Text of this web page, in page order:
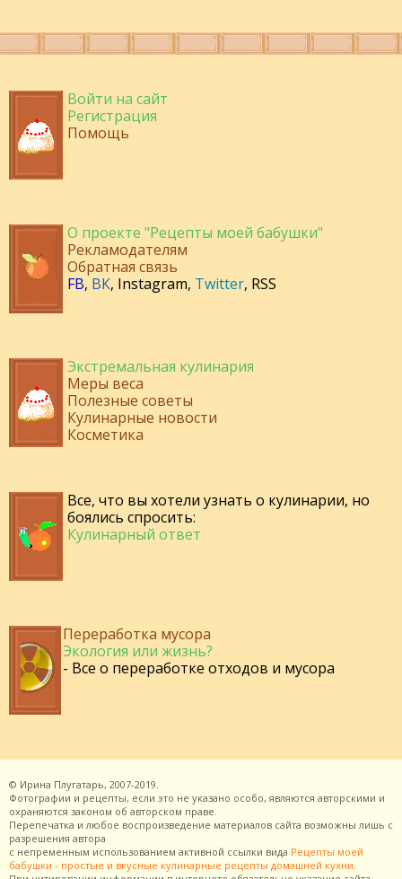
Войти на сайт
Регистрация
Помощь
О проекте "Рецепты моей бабушки"
Рекламодателям
Обратная связь
FB, ВК, Instagram, Twitter, RSS
Экстремальная кулинария
Меры веса
Полезные советы
Кулинарные новости
Косметика
Все, что вы хотели узнать о кулинарии, но
боялись спросить:
Кулинарный ответ
Переработка мусора
Экология или жизнь?
- Все о переработке отходов и мусора
© Ирина Плугатарь, 2007-2019.
Фотографии и рецепты, если это не указано особо, являются авторскими и
охраняются законом об авторском праве.
Перепечатка и любое воспроизведение материалов сайта возможны лишь с
разрешения автора
с непременным использованием активной ссылки вида Рецепты моей
бабушки - простые и вкусные кулинарные рецепты домашней кухни.